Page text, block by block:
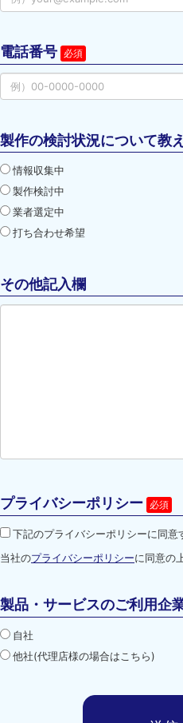
電話番号
製作の検討状況について教
情報収集中
製作検討中
業者選定中
打ち合わせ希望
その他記入欄
プライバシーポリシー
下記のプライバシーポリシーに同意
当社のプライバシーポリシーに同意の
製品・サービスのご利用企
自社
他社(代理店様の場合はこちら)